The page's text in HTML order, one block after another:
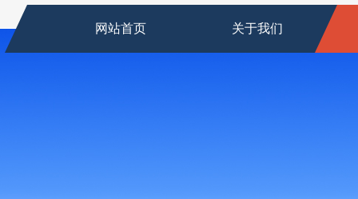
网站首页 关于我们